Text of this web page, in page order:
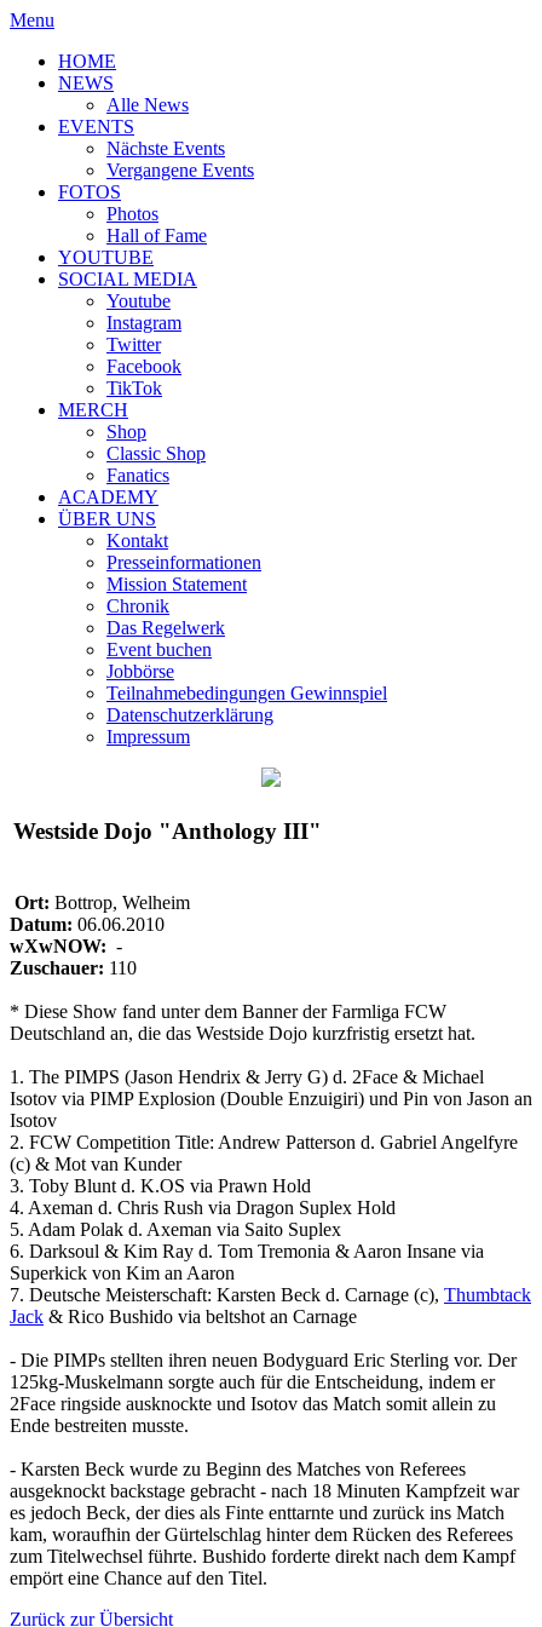
Menu
HOME
NEWS
Alle News
EVENTS
Nächste Events
Vergangene Events
FOTOS
Photos
Hall of Fame
YOUTUBE
SOCIAL MEDIA
Youtube
Instagram
Twitter
Facebook
TikTok
MERCH
Shop
Classic Shop
Fanatics
ACADEMY
ÜBER UNS
Kontakt
Presseinformationen
Mission Statement
Chronik
Das Regelwerk
Event buchen
Jobbörse
Teilnahmebedingungen Gewinnspiel
Datenschutzerklärung
Impressum
Westside Dojo "Anthology III"
Ort: Bottrop, Welheim
Datum: 06.06.2010
wXwNOW: -
Zuschauer: 110
* Diese Show fand unter dem Banner der Farmliga FCW
Deutschland an, die das Westside Dojo kurzfristig ersetzt hat.
1. The PIMPS (Jason Hendrix & Jerry G) d. 2Face & Michael
Isotov via PIMP Explosion (Double Enzuigiri) und Pin von Jason an
Isotov
2. FCW Competition Title: Andrew Patterson d. Gabriel Angelfyre
(c) & Mot van Kunder
3. Toby Blunt d. K.OS via Prawn Hold
4. Axeman d. Chris Rush via Dragon Suplex Hold
5. Adam Polak d. Axeman via Saito Suplex
6. Darksoul & Kim Ray d. Tom Tremonia & Aaron Insane via
Superkick von Kim an Aaron
7. Deutsche Meisterschaft: Karsten Beck d. Carnage (c), Thumbtack
Jack & Rico Bushido via beltshot an Carnage
- Die PIMPs stellten ihren neuen Bodyguard Eric Sterling vor. Der
125kg-Muskelmann sorgte auch für die Entscheidung, indem er
2Face ringside ausknockte und Isotov das Match somit allein zu
Ende bestreiten musste.
- Karsten Beck wurde zu Beginn des Matches von Referees
ausgeknockt backstage gebracht - nach 18 Minuten Kampfzeit war
es jedoch Beck, der dies als Finte enttarnte und zurück ins Match
kam, woraufhin der Gürtelschlag hinter dem Rücken des Referees
zum Titelwechsel führte. Bushido forderte direkt nach dem Kampf
empört eine Chance auf den Titel.
Zurück zur Übersicht